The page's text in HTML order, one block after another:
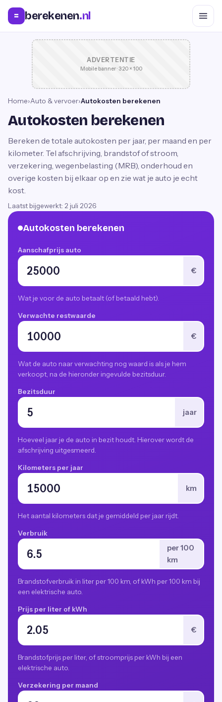
= berekenen.nl
ADVERTENTIE
Mobile banner · 320 × 100
Home›Auto & vervoer›Autokosten berekenen
Autokosten berekenen
Bereken de totale autokosten per jaar, per maand en per
kilometer. Tel afschrijving, brandstof of stroom,
verzekering, wegenbelasting (MRB), onderhoud en
overige kosten bij elkaar op en zie wat je auto je echt
kost.
Laatst bijgewerkt: 2 juli 2026
Autokosten berekenen
Aanschafprijs auto
€
Wat je voor de auto betaalt (of betaald hebt).
Verwachte restwaarde
€
Wat de auto naar verwachting nog waard is als je hem
verkoopt, na de hieronder ingevulde bezitsduur.
Bezitsduur
jaar
Hoeveel jaar je de auto in bezit houdt. Hierover wordt de
afschrijving uitgesmeerd.
Kilometers per jaar
km
Het aantal kilometers dat je gemiddeld per jaar rijdt.
Verbruik
per 100
km
Brandstofverbruik in liter per 100 km, of kWh per 100 km bij
een elektrische auto.
Prijs per liter of kWh
€
Brandstofprijs per liter, of stroomprijs per kWh bij een
elektrische auto.
Verzekering per maand